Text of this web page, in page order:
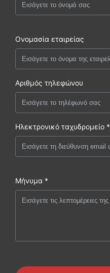
Ονομασία εταιρείας
Αριθμός τηλεφώνου
Ηλεκτρονικό ταχυδρομείο *
Μήνυμα *